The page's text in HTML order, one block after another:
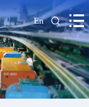
| En